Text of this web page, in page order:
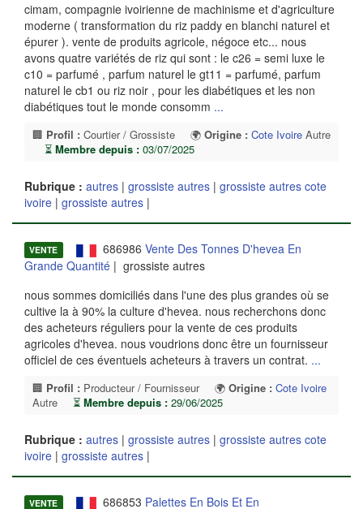
cimam, compagnie ivoirienne de machinisme et d'agriculture
moderne ( transformation du riz paddy en blanchi naturel et
épurer ). vente de produits agricole, négoce etc... nous
avons quatre variétés de riz qui sont : le c26 = semi luxe le
c10 = parfumé , parfum naturel le gt11 = parfumé, parfum
naturel le cb1 ou riz noir , pour les diabétiques et les non
diabétiques tout le monde consomm ...
🏢 Profil : Courtier / Grossiste 🌍 Origine : Cote Ivoire Autre
⏳ Membre depuis : 03/07/2025
Rubrique : autres | grossiste autres | grossiste autres cote
ivoire | grossiste autres |
VENTE 686986 Vente Des Tonnes D'hevea En
Grande Quantité | grossiste autres
nous sommes domiciliés dans l'une des plus grandes où se
cultive la à 90% la culture d'hevea. nous recherchons donc
des acheteurs réguliers pour la vente de ces produits
agricoles d'hevea. nous voudrions donc être un fournisseur
officiel de ces éventuels acheteurs à travers un contrat. ...
🏢 Profil : Producteur / Fournisseur 🌍 Origine : Cote Ivoire
Autre
⏳ Membre depuis : 29/06/2025
Rubrique : autres | grossiste autres | grossiste autres cote
ivoire | grossiste autres |
VENTE 686853 Palettes En Bois Et En